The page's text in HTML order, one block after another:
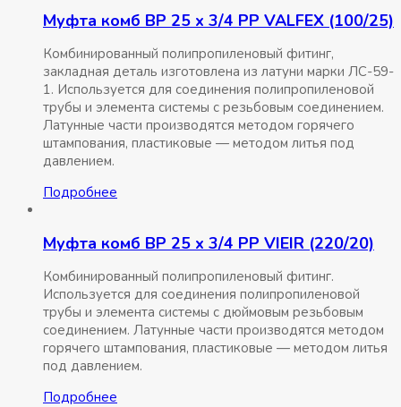
Муфта комб ВР 25 x 3/4 РР VALFEX (100/25)
Комбинированный полипропиленовый фитинг,
закладная деталь изготовлена из латуни марки ЛС-59-
1. Используется для соединения полипропиленовой
трубы и элемента системы с резьбовым соединением.
Латунные части производятся методом горячего
штампования, пластиковые — методом литья под
давлением.
Подробнее
Муфта комб ВР 25 x 3/4 РР VIEIR (220/20)
Комбинированный полипропиленовый фитинг.
Используется для соединения полипропиленовой
трубы и элемента системы с дюймовым резьбовым
соединением. Латунные части производятся методом
горячего штампования, пластиковые — методом литья
под давлением.
Подробнее